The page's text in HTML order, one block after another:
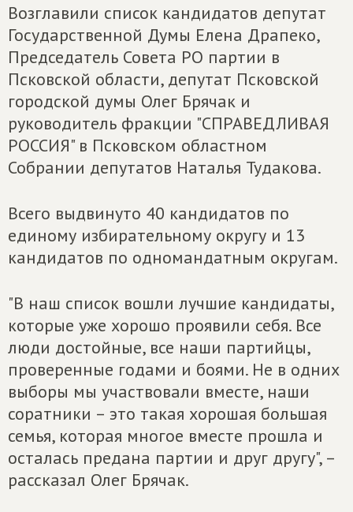
Возглавили список кандидатов депутат
Государственной Думы Елена Драпеко,
Председатель Совета РО партии в
Псковской области, депутат Псковской
городской думы Олег Брячак и
руководитель фракции "СПРАВЕДЛИВАЯ
РОССИЯ" в Псковском областном
Собрании депутатов Наталья Тудакова.
Всего выдвинуто 40 кандидатов по
единому избирательному округу и 13
кандидатов по одномандатным округам.
"В наш список вошли лучшие кандидаты,
которые уже хорошо проявили себя. Все
люди достойные, все наши партийцы,
проверенные годами и боями. Не в одних
выборы мы участвовали вместе, наши
соратники – это такая хорошая большая
семья, которая многое вместе прошла и
осталась предана партии и друг другу", –
рассказал Олег Брячак.